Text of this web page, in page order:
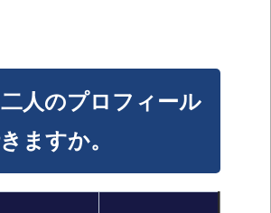
人のプロフィール
ますか。